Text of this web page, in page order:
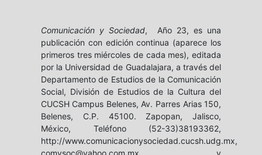
Comunicación y Sociedad, Año 23, es una
publicación con edición continua (aparece los
primeros tres miércoles de cada mes), editada
por la Universidad de Guadalajara, a través del
Departamento de Estudios de la Comunicación
Social, División de Estudios de la Cultura del
CUCSH Campus Belenes, Av. Parres Arias 150,
Belenes, C.P. 45100. Zapopan, Jalisco,
México, Teléfono (52-33)38193362,
http://www.comunicacionysociedad.cucsh.udg.mx,